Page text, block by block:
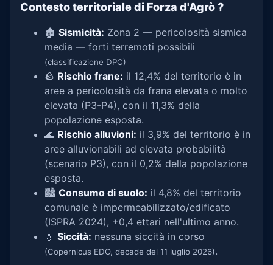
Contesto territoriale di Forza d'Agrò?
🏚️ Sismicità: Zona 2 — pericolosità sismica
media — forti terremoti possibili
(classificazione DPC)
🪨 Rischio frane: il 12,4% del territorio è in
aree a pericolosità da frana elevata o molto
elevata (P3-P4), con il 11,3% della
popolazione esposta.
🌊 Rischio alluvioni: il 3,9% del territorio è in
aree alluvionabili ad elevata probabilità
(scenario P3), con il 0,2% della popolazione
esposta.
🏙️ Consumo di suolo: il 4,8% del territorio
comunale è impermeabilizzato/edificato
(ISPRA 2024), +0,4 ettari nell'ultimo anno.
💧 Siccità: nessuna siccità in corso
(Copernicus EDO, decade del 11 luglio 2026).